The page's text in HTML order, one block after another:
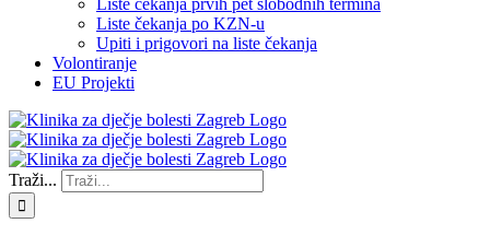
Liste čekanja prvih pet slobodnih termina
Liste čekanja po KZN-u
Upiti i prigovori na liste čekanja
Volontiranje
EU Projekti
Traži...